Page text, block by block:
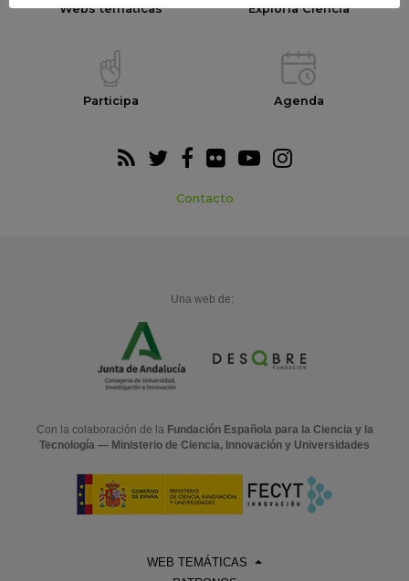
Webs temáticas Exploria Ciencia
Participa Agenda
Contacto
Una web de:
Con la colaboración de la Fundación Española para la Ciencia y la
Tecnología — Ministerio de Ciencia, Innovación y Universidades
WEB TEMÁTICAS